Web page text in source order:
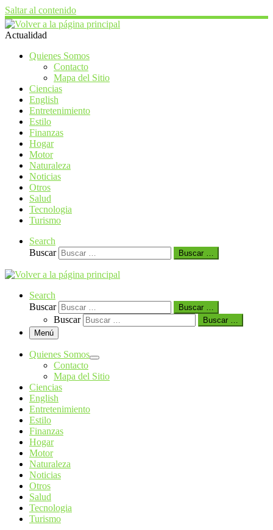
Saltar al contenido
Actualidad
Quienes Somos
Contacto
Mapa del Sitio
Ciencias
English
Entretenimiento
Estilo
Finanzas
Hogar
Motor
Naturaleza
Noticias
Otros
Salud
Tecnologia
Turismo
Search
Buscar
Buscar …
Search
Buscar
Buscar …
Buscar
Buscar …
Menú
Quienes Somos
Contacto
Mapa del Sitio
Ciencias
English
Entretenimiento
Estilo
Finanzas
Hogar
Motor
Naturaleza
Noticias
Otros
Salud
Tecnologia
Turismo